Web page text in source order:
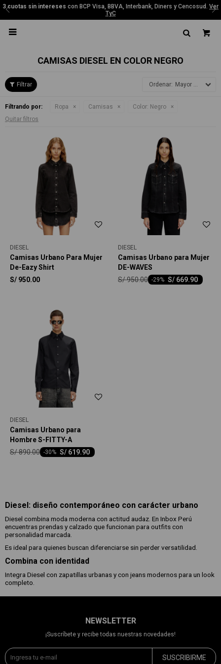
3 cuotas sin intereses con BCP Visa, BBVA, Interbank, Diners y Cencosud. Ver
TyC

CAMISAS DIESEL EN COLOR NEGRO
Mayor precio
Filtrando por: Ropa Camisas Color: Negro
Quitar filtros
DIESEL
Camisas Urbano Para Mujer
De-Eazy Shirt
S/ 950.00
DIESEL
Camisas Urbano para Mujer
DE-WAVES
S/ 669.90
-29
S/950.00
DIESEL
Camisas Urbano para
Hombre S-FITTY-A
S/ 619.90
-30
S/890.00
Diesel: diseño contemporáneo con carácter urbano
Diesel combina moda moderna con actitud audaz. En Inbox Perú
encuentras prendas y calzado que funcionan para outfits con
personalidad marcada.
Es ideal para quienes buscan diferenciarse sin perder versatilidad.
Combina con identidad
Integra Diesel con zapatillas urbanas y con jeans modernos para un look
completo.
NEWSLETTER
¡Suscríbete y recibe todas nuestras novedades!
SUSCRIBIRME